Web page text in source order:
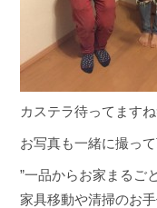
カステラ待ってます
お写真も一緒に撮っ
”一品からお家まるご
家具移動や清掃のお